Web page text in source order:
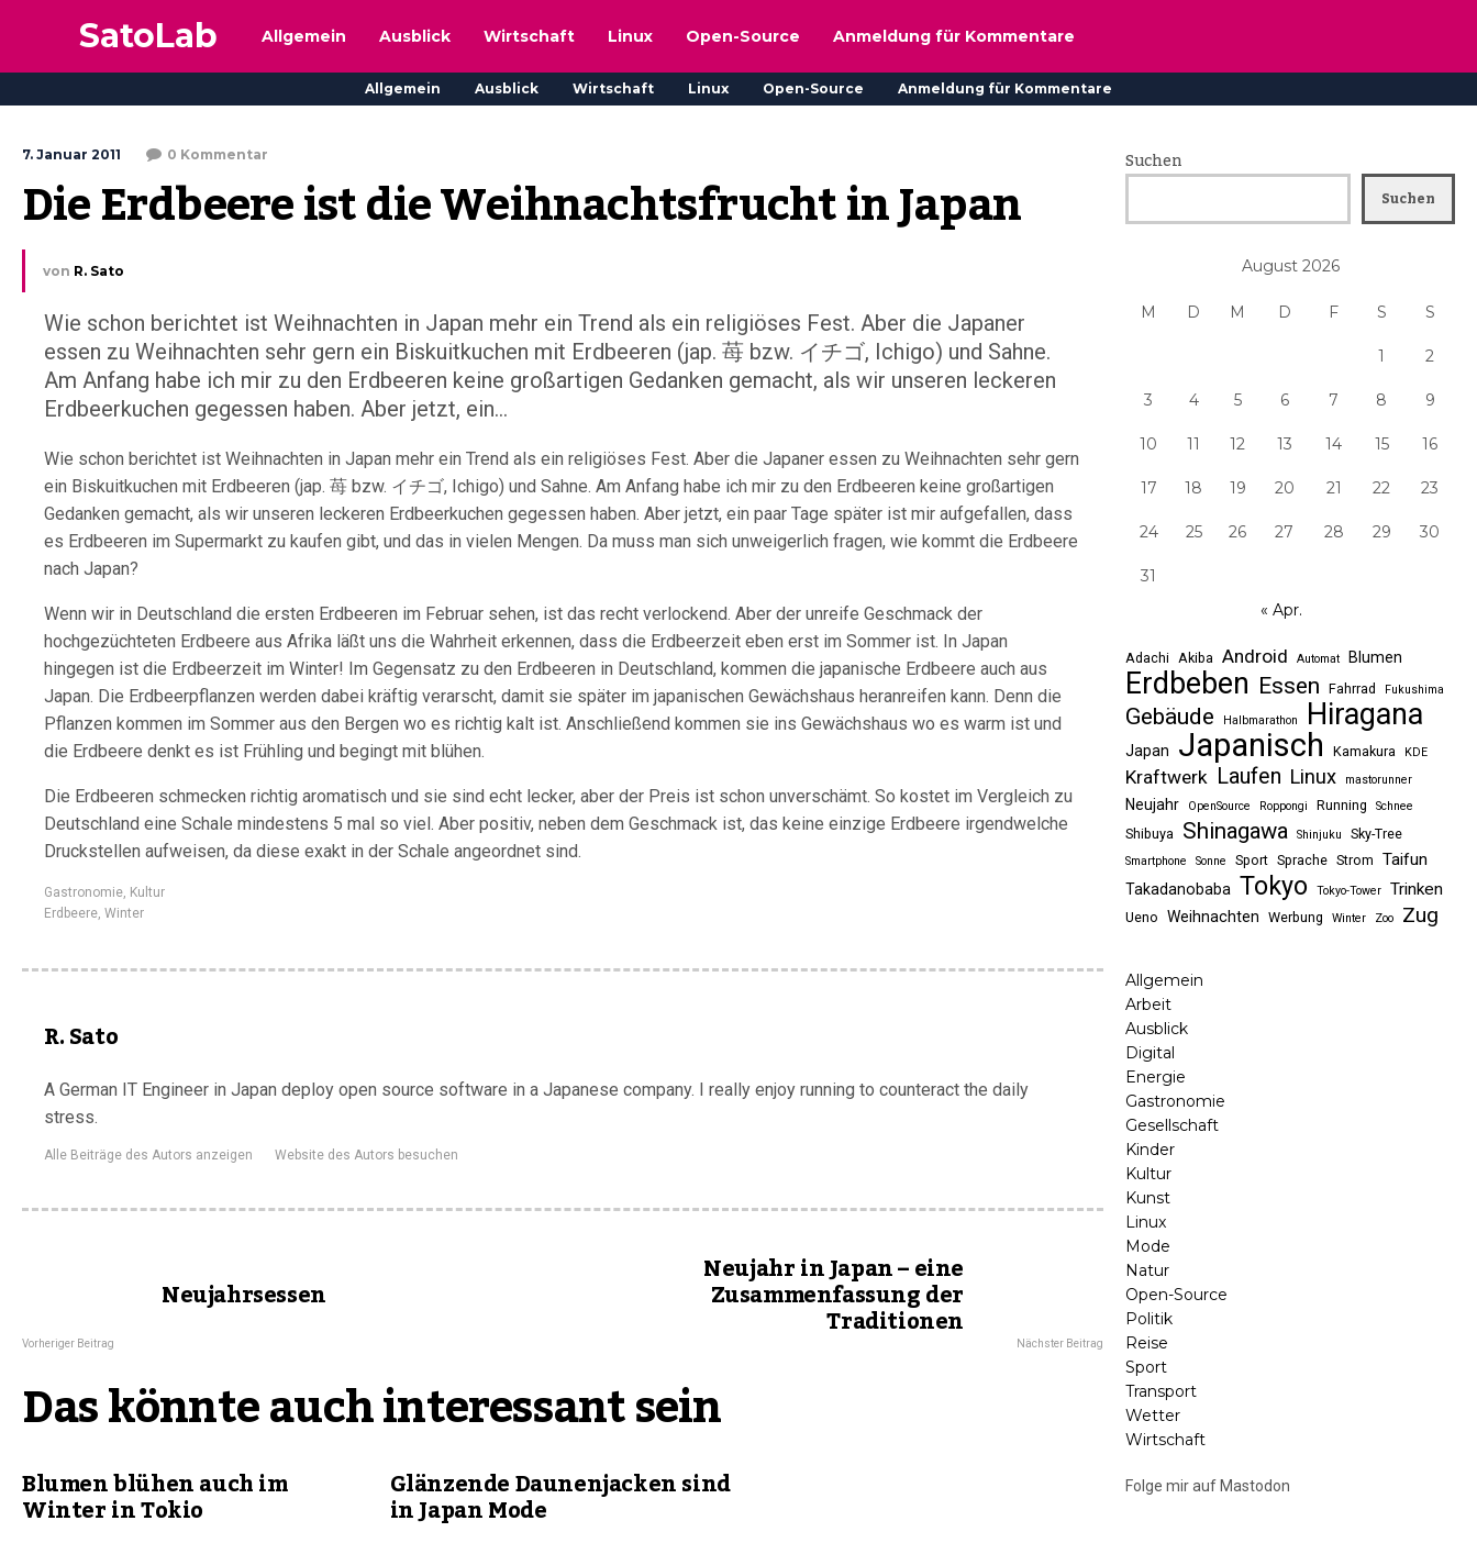
SatoLab Allgemein Ausblick Wirtschaft Linux Open-Source Anmeldung für Kommentare
Allgemein Ausblick Wirtschaft Linux Open-Source Anmeldung für Kommentare
7. Januar 2011 0 Kommentar
Die Erdbeere ist die Weihnachtsfrucht in Japan
von R. Sato
Wie schon berichtet ist Weihnachten in Japan mehr ein Trend als ein religiöses Fest. Aber die Japaner
essen zu Weihnachten sehr gern ein Biskuitkuchen mit Erdbeeren (jap. 苺 bzw. イチゴ, Ichigo) und Sahne.
Am Anfang habe ich mir zu den Erdbeeren keine großartigen Gedanken gemacht, als wir unseren leckeren
Erdbeerkuchen gegessen haben. Aber jetzt, ein...
Wie schon berichtet ist Weihnachten in Japan mehr ein Trend als ein religiöses Fest. Aber die Japaner essen zu Weihnachten sehr gern
ein Biskuitkuchen mit Erdbeeren (jap. 苺 bzw. イチゴ, Ichigo) und Sahne. Am Anfang habe ich mir zu den Erdbeeren keine großartigen
Gedanken gemacht, als wir unseren leckeren Erdbeerkuchen gegessen haben. Aber jetzt, ein paar Tage später ist mir aufgefallen, dass
es Erdbeeren im Supermarkt zu kaufen gibt, und das in vielen Mengen. Da muss man sich unweigerlich fragen, wie kommt die Erdbeere
nach Japan?
Wenn wir in Deutschland die ersten Erdbeeren im Februar sehen, ist das recht verlockend. Aber der unreife Geschmack der
hochgezüchteten Erdbeere aus Afrika läßt uns die Wahrheit erkennen, dass die Erdbeerzeit eben erst im Sommer ist. In Japan
hingegen ist die Erdbeerzeit im Winter! Im Gegensatz zu den Erdbeeren in Deutschland, kommen die japanische Erdbeere auch aus
Japan. Die Erdbeerpflanzen werden dabei kräftig verarscht, damit sie später im japanischen Gewächshaus heranreifen kann. Denn die
Pflanzen kommen im Sommer aus den Bergen wo es richtig kalt ist. Anschließend kommen sie ins Gewächshaus wo es warm ist und
die Erdbeere denkt es ist Frühling und begingt mit blühen.
Die Erdbeeren schmecken richtig aromatisch und sie sind echt lecker, aber der Preis ist schon unverschämt. So kostet im Vergleich zu
Deutschland eine Schale mindestens 5 mal so viel. Aber positiv, neben dem Geschmack ist, das keine einzige Erdbeere irgendwelche
Druckstellen aufweisen, da diese exakt in der Schale angeordnet sind.
Gastronomie, Kultur
Erdbeere, Winter
R. Sato
A German IT Engineer in Japan deploy open source software in a Japanese company. I really enjoy running to counteract the daily
stress.
Alle Beiträge des Autors anzeigen Website des Autors besuchen
Neujahrsessen
Vorheriger Beitrag
Neujahr in Japan – eine
Zusammenfassung der
Traditionen Nächster Beitrag
Das könnte auch interessant sein
Blumen blühen auch im
Winter in Tokio
Glänzende Daunenjacken sind
in Japan Mode
Suchen
Suchen
August 2026
M D M D F S S
1 2
3 4 5 6 7 8 9
10 11 12 13 14 15 16
17 18 19 20 21 22 23
24 25 26 27 28 29 30
31
« Apr.
Adachi Akiba Android Automat Blumen
Erdbeben Essen Fahrrad Fukushima
Gebäude Halbmarathon Hiragana
Japan Japanisch Kamakura KDE
Kraftwerk Laufen Linux mastorunner
Neujahr OpenSource Roppongi Running Schnee
Shibuya Shinagawa Shinjuku Sky-Tree
Smartphone Sonne Sport Sprache Strom Taifun
Takadanobaba Tokyo Tokyo-Tower Trinken
Ueno Weihnachten Werbung Winter Zoo Zug
Allgemein
Arbeit
Ausblick
Digital
Energie
Gastronomie
Gesellschaft
Kinder
Kultur
Kunst
Linux
Mode
Natur
Open-Source
Politik
Reise
Sport
Transport
Wetter
Wirtschaft
Folge mir auf Mastodon